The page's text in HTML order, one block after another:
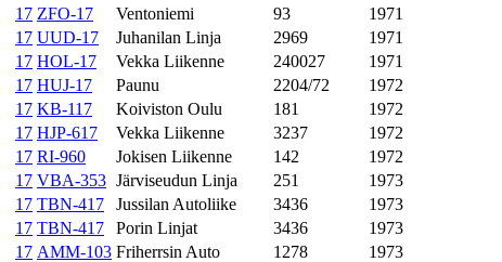
17 ZFO-17 Ventoniemi 93
1971
17 UUD-17 Juhanilan Linja 2969
1971
17 HOL-17 Vekka Liikenne 240027
1971
17 HUJ-17 Paunu 2204/72
1972
17 KB-117 Koiviston Oulu 181
1972
17 HJP-617 Vekka Liikenne 3237
1972
17 RI-960 Jokisen Liikenne 142
1972
17 VBA-353 Järviseudun Linja 251
1973
17 TBN-417 Jussilan Autoliike 3436
1973
17 TBN-417 Porin Linjat 3436
1973
17 AMM-103 Friherrsin Auto 1278
1973